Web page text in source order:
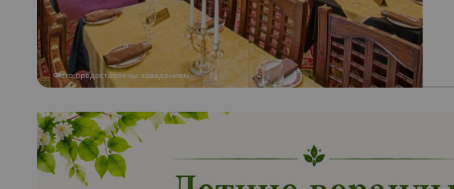
Фото предоставлены заведением